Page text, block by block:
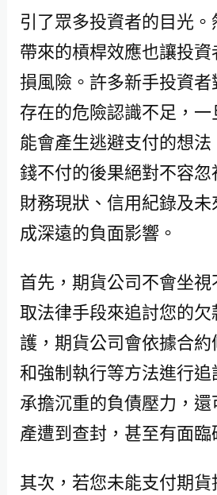
引了眾多投資者的目光
帶來的槓桿效應也讓投
損風險。許多新手投資
存在的危險認識不足，
能會產生逃避支付的想
錢不付的後果絕對不容
財務現狀、信用紀錄及
成深遠的負面影響。
首先，期貨公司不會坐
取法律手段來追討您的
護，期貨公司會依據合
和強制執行等方法進行
承擔沉重的負債壓力，
產遭到查封，甚至有面臨
其次，若您未能支付期